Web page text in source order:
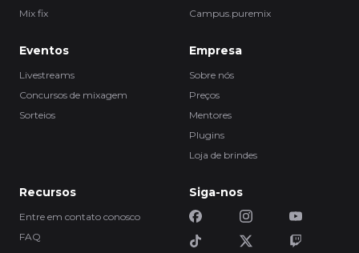
Mix fix
Campus.puremix
Eventos
Livestreams
Concursos de mixagem
Sorteios
Empresa
Sobre nós
Preços
Mentores
Plugins
Loja de brindes
Recursos
Entre em contato conosco
FAQ
Siga-nos